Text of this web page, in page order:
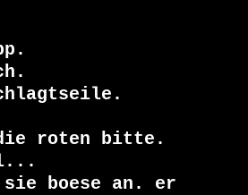
roten bitte.
boese an. er